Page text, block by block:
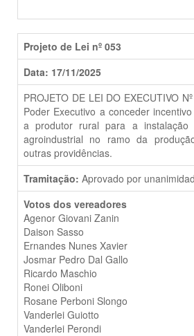
Projeto de Lei nº 053
Data: 17/11/2025
PROJETO DE LEI DO EXECUTIVO
Poder Executivo a conceder
a produtor rural para a instalação
agroindustrial no ramo da
outras providências.
Tramitação: Aprovado por
Votos dos vereadores
Agenor Giovani Zanin
Daison Sasso
Ernandes Nunes Xavier
Josmar Pedro Dal Gallo
Ricardo Maschio
Ronei Oliboni
Rosane Perboni Slongo
Vanderlei Guiotto
Vanderlei Perondi